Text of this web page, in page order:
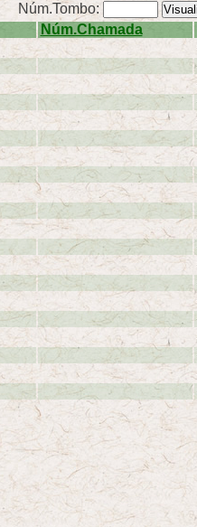
Núm.Tombo:
Núm.Chamada